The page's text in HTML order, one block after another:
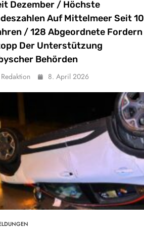
Dezember / Höchste
Auf Mittelmeer Seit 10
/ 128 Abgeordnete Fordern
Der Unterstützung
Behörden
Redaktion 8. April 2026